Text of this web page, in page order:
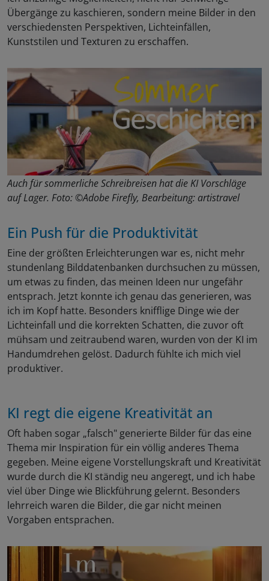
Übergänge zu kaschieren, sondern meine Bilder in den
verschiedensten Perspektiven, Lichteinfällen,
Kunststilen und Texturen zu erschaffen.
Auch für sommerliche Schreibreisen hat die KI Vorschläge
auf Lager. Foto: ©Adobe Firefly, Bearbeitung: artistravel
Ein Push für die Produktivität
Eine der größten Erleichterungen war es, nicht mehr
stundenlang Bilddatenbanken durchsuchen zu müssen,
um etwas zu finden, das meinen Ideen nur ungefähr
entsprach. Jetzt konnte ich genau das generieren, was
ich im Kopf hatte. Besonders knifflige Dinge wie der
Lichteinfall und die korrekten Schatten, die zuvor oft
mühsam und zeitraubend waren, wurden von der KI im
Handumdrehen gelöst. Dadurch fühlte ich mich viel
produktiver.
KI regt die eigene Kreativität an
Oft haben sogar „falsch" generierte Bilder für das eine
Thema mir Inspiration für ein völlig anderes Thema
gegeben. Meine eigene Vorstellungskraft und Kreativität
wurde durch die KI ständig neu angeregt, und ich habe
viel über Dinge wie Blickführung gelernt. Besonders
lehrreich waren die Bilder, die gar nicht meinen
Vorgaben entsprachen.